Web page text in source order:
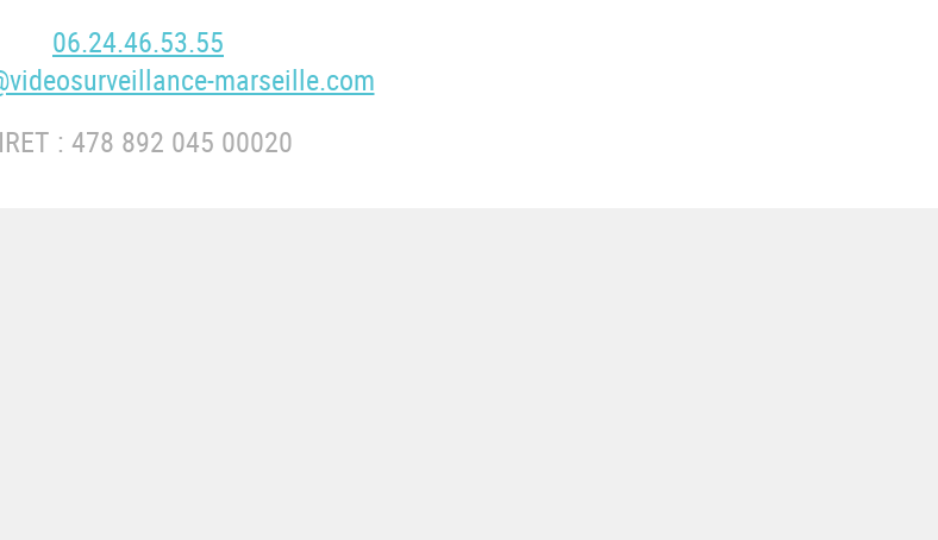
06.24.46.53.55
marseille.com
: 478 892 045 00020